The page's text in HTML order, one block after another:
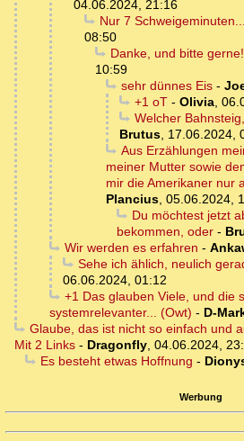
04.06.2024, 21:16
Nur 7 Schweigeminuten...
08:50
Danke, und bitte gerne!
10:59
sehr dünnes Eis-
+1 oT- Olivia,
Welcher
Brutus, 17.06.2024,
Aus Erzählungen
meiner Mutter sowie
mir die Amerikaner nur
Plancius, 05.06.2024,
Du möchtest jetzt
bekommen, oder -
Wir werden es erfahren -
Sehe ich ählich, neulich
06.06.2024, 01:12
+1 Das glauben Viele, und die
systemrelevanter... (Owt) - D-
Glaube, das ist nicht so einfach und
Mit 2 Links - Dragonfly, 04.06.2024,
Es besteht etwas Hoffnung -
Werbung